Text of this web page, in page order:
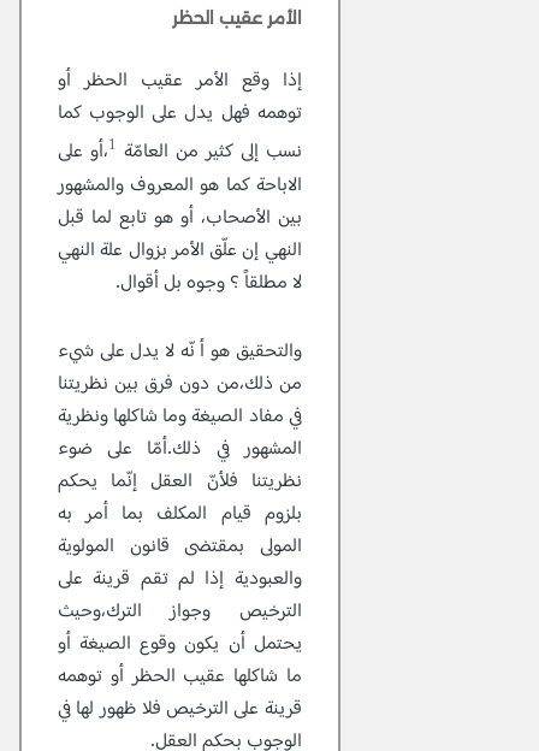
الأمر عقيب الحظر
إذا وقع الأمر عقيب الحظر أو
توهمه فهل يدل على الوجوب كما
نسب إلى كثير من العامّة 1،أو على
الاباحة كما هو المعروف والمشهور
بين الأصحاب، أو هو تابع لما قبل
النهي إن علّق الأمر بزوال علة النهي
لا مطلقاً ؟ وجوه بل أقوال.
والتحقيق هو أ نّه لا يدل على شيء
من ذلك،من دون فرق بين نظريتنا
في مفاد الصيغة وما شاكلها ونظرية
المشهور في ذلك.أمّا على ضوء
نظريتنا فلأنّ العقل إنّما يحكم
بلزوم قيام المكلف بما أمر به
المولى بمقتضى قانون المولوية
والعبودية إذا لم تقم قرينة على
الترخيص وجواز الترك،وحيث
يحتمل أن يكون وقوع الصيغة أو
ما شاكلها عقيب الحظر أو توهمه
قرينة على الترخيص فلا ظهور لها في
الوجوب بحكم العقل.